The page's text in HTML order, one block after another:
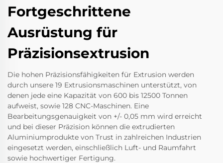
Fortgeschrittene
Ausrüstung für
Präzisionsextrusion
Die hohen Präzisionsfähigkeiten für Extrusion werden
durch unsere 19 Extrusionsmaschinen unterstützt, von
denen jede eine Kapazität von 600 bis 12500 Tonnen
aufweist, sowie 128 CNC-Maschinen. Eine
Bearbeitungsgenauigkeit von +/- 0,05 mm wird erreicht
und bei dieser Präzision können die extrudierten
Aluminiumprodukte von Trust in zahlreichen Industrien
eingesetzt werden, einschließlich Luft- und Raumfahrt
sowie hochwertiger Fertigung.